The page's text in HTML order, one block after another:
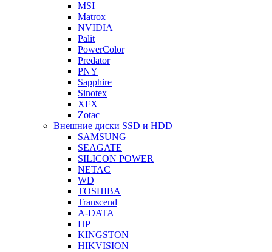
MSI
Matrox
NVIDIA
Palit
PowerColor
Predator
PNY
Sapphire
Sinotex
XFX
Zotac
Внешние диски SSD и HDD
SAMSUNG
SEAGATE
SILICON POWER
NETAC
WD
TOSHIBA
Transcend
A-DATA
HP
KINGSTON
HIKVISION